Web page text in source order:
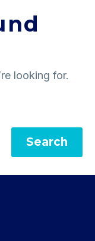
looking for.
Search